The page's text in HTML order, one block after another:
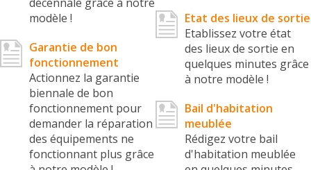
modèle !
Garantie de bon
fonctionnement
Actionnez la garantie
biennale de bon
fonctionnement pour
demander la réparation
des équipements ne
fonctionnant plus grâce
Etat des lieux de sortie
Etablissez votre état
des lieux de sortie en
quelques minutes grâce
à notre modèle !
Bail d'habitation
meublée
Rédigez votre bail
d'habitation meublée